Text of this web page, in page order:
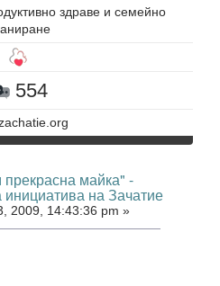
здраве и семейно
554
майка" -
инициатива на Зачатие
2009, 14:43:36 pm »